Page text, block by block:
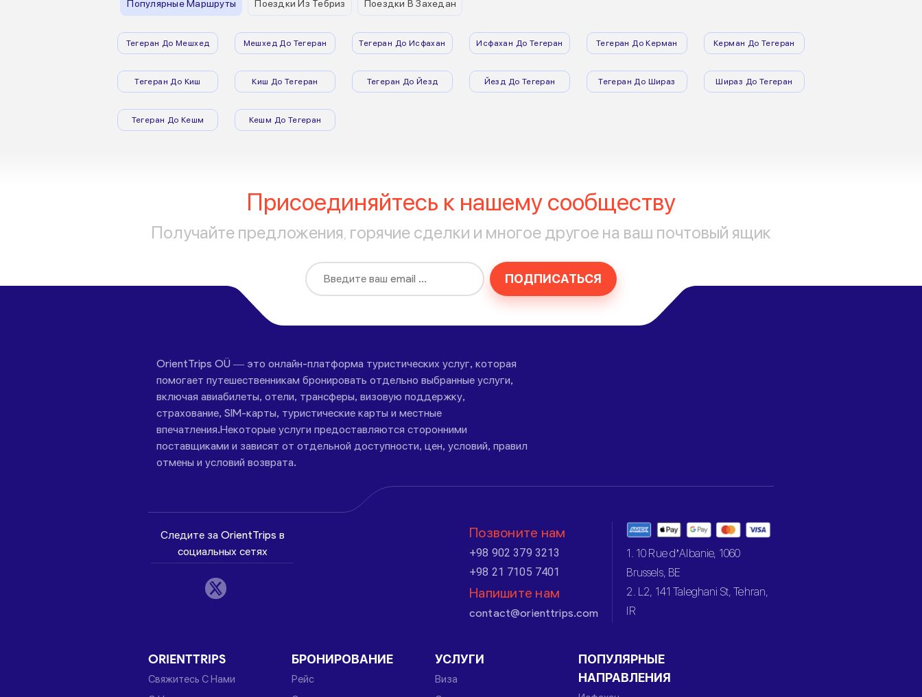
Популярные Маршруты Поездки Из Тебриз Поездки В Захедан
Тегеран До Мешхед Мешхед До Тегеран Тегеран До Исфахан Исфахан До Тегеран Тегеран До Керман Керман До Тегеран
Тегеран До Киш Киш До Тегеран Тегеран До Йезд Йезд До Тегеран Тегеран До Шираз Шираз До Тегеран
Тегеран До Кешм Кешм До Тегеран
Присоединяйтесь к нашему сообществу
Получайте предложения, горячие сделки и многое другое на ваш почтовый ящик
ПОДПИСАТЬСЯ
OrientTrips OÜ — это онлайн-платформа туристических услуг, которая
помогает путешественникам бронировать отдельно выбранные услуги,
включая авиабилеты, отели, трансферы, визовую поддержку,
страхование, SIM-карты, туристические карты и местные
впечатления.Некоторые услуги предоставляются сторонними
поставщиками и зависят от отдельной доступности, цен, условий, правил
отмены и условий возврата.
Следите за OrientTrips в
социальных сетях
Позвоните нам
+98 902 379 3213
+98 21 7105 7401
Напишите нам
contact@orienttrips.com
1. 10 Rue d’Albanie, 1060
Brussels, BE
2. L2, 141 Taleghani St, Tehran,
IR
ORIENTTRIPS
Свяжитесь С Нами
БРОНИРОВАНИЕ
Рейс
УСЛУГИ
Виза
ПОПУЛЯРНЫЕ
НАПРАВЛЕНИЯ